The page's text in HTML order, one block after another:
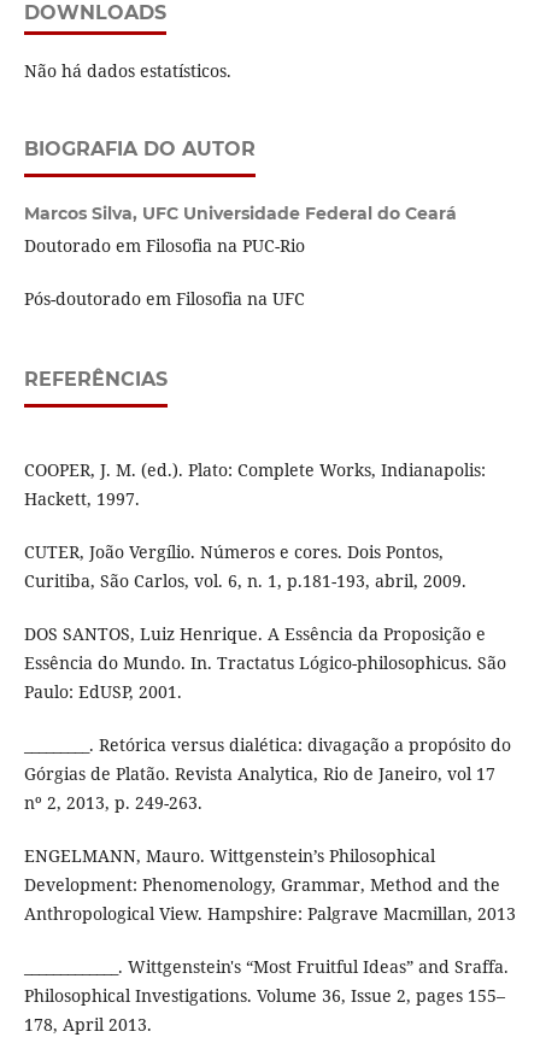
DOWNLOADS
Não há dados estatísticos.
BIOGRAFIA DO AUTOR
Marcos Silva, UFC Universidade Federal do Ceará
Doutorado em Filosofia na PUC-Rio
Pós-doutorado em Filosofia na UFC
REFERÊNCIAS
COOPER, J. M. (ed.). Plato: Complete Works, Indianapolis:
Hackett, 1997.
CUTER, João Vergílio. Números e cores. Dois Pontos,
Curitiba, São Carlos, vol. 6, n. 1, p.181-193, abril, 2009.
DOS SANTOS, Luiz Henrique. A Essência da Proposição e
Essência do Mundo. In. Tractatus Lógico-philosophicus. São
Paulo: EdUSP, 2001.
_________. Retórica versus dialética: divagação a propósito do
Górgias de Platão. Revista Analytica, Rio de Janeiro, vol 17
nº 2, 2013, p. 249-263.
ENGELMANN, Mauro. Wittgenstein’s Philosophical
Development: Phenomenology, Grammar, Method and the
Anthropological View. Hampshire: Palgrave Macmillan, 2013
_____________. Wittgenstein's “Most Fruitful Ideas” and Sraffa.
Philosophical Investigations. Volume 36, Issue 2, pages 155–
178, April 2013.